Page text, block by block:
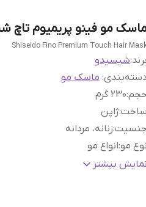
مو فینو پریمیوم تاچ
Shiseido Fino Premium Touch Hair
برند:شیسیدو
دسته‌بندی: ماسک مو
:230 گرم
ساخت:ژاپن
جنسیت:زنانه، مردانه
نوع مو:انواع مو
ویژگی آبرسان، مرطوب کننده، تغذیهنمایش بیشتر